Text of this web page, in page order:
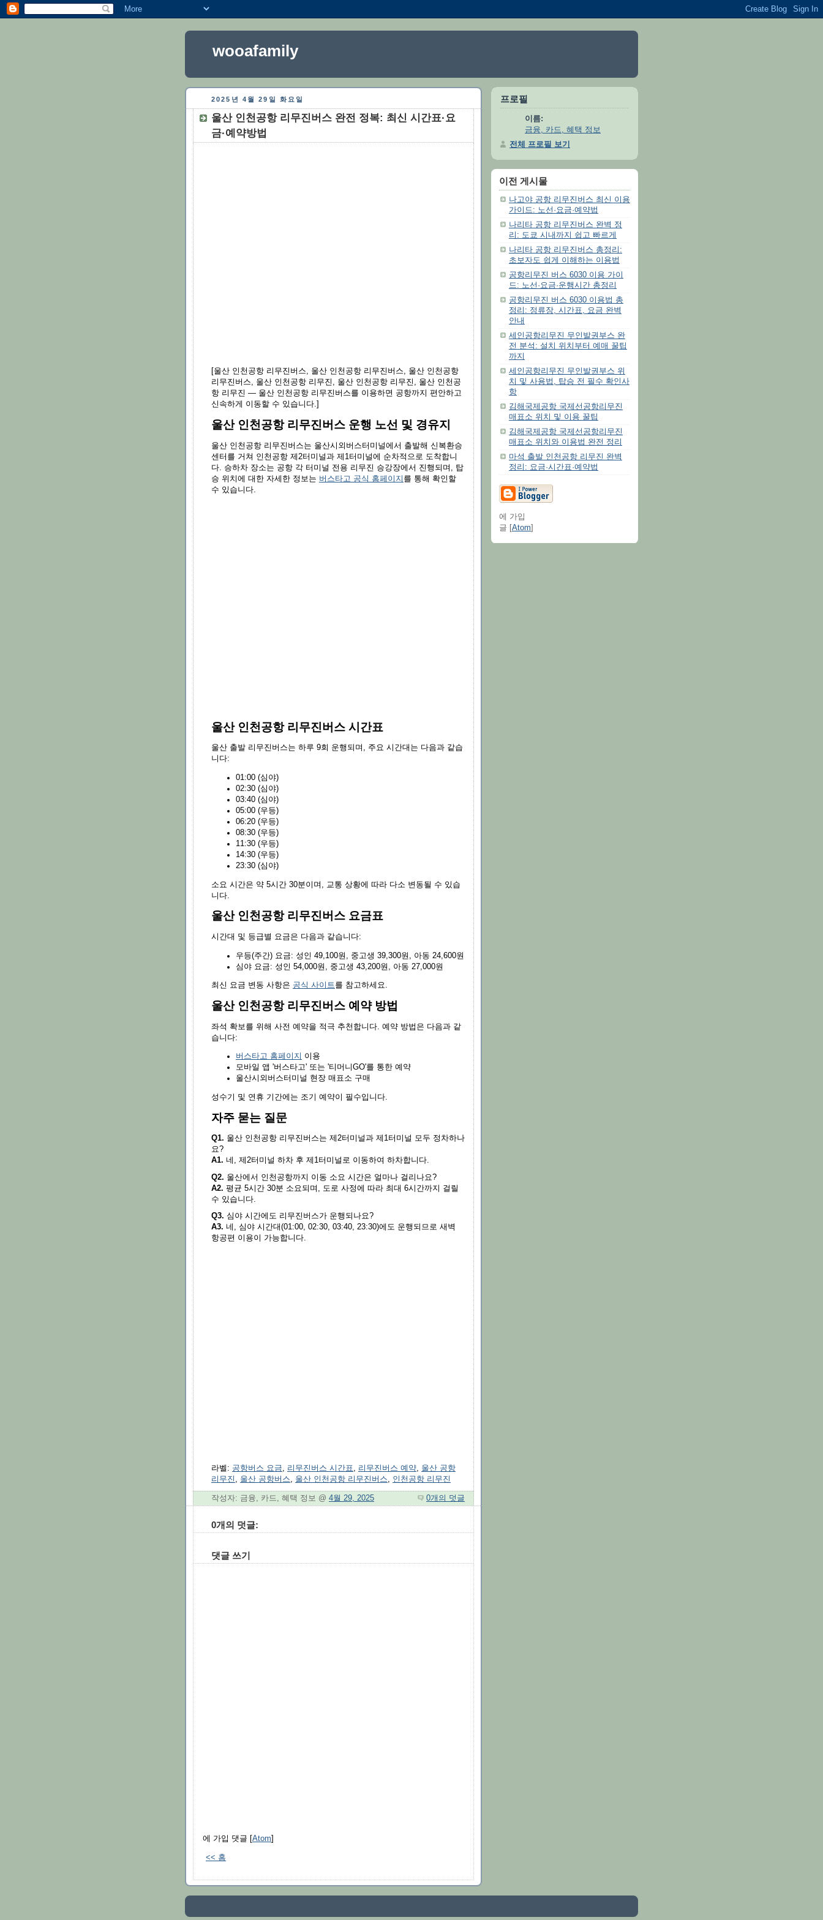
wooafamily
2025년 4월 29일 화요일
울산 인천공항 리무진버스 완전 정복: 최신 시간표·요
금·예약방법
[울산 인천공항 리무진버스, 울산 인천공항 리무진버스, 울산 인천공항
리무진버스, 울산 인천공항 리무진, 울산 인천공항 리무진, 울산 인천공
항 리무진 — 울산 인천공항 리무진버스를 이용하면 공항까지 편안하고
신속하게 이동할 수 있습니다.]
울산 인천공항 리무진버스 운행 노선 및 경유지
울산 인천공항 리무진버스는 울산시외버스터미널에서 출발해 신복환승
센터를 거쳐 인천공항 제2터미널과 제1터미널에 순차적으로 도착합니
다. 승하차 장소는 공항 각 터미널 전용 리무진 승강장에서 진행되며, 탑
승 위치에 대한 자세한 정보는 버스타고 공식 홈페이지 를 통해 확인할
수 있습니다.
울산 인천공항 리무진버스 시간표
울산 출발 리무진버스는 하루 9회 운행되며, 주요 시간대는 다음과 같습
니다:
01:00 (심야)
02:30 (심야)
03:40 (심야)
05:00 (우등)
06:20 (우등)
08:30 (우등)
11:30 (우등)
14:30 (우등)
23:30 (심야)
소요 시간은 약 5시간 30분이며, 교통 상황에 따라 다소 변동될 수 있습
니다.
울산 인천공항 리무진버스 요금표
시간대 및 등급별 요금은 다음과 같습니다:
우등(주간) 요금: 성인 49,100원, 중고생 39,300원, 아동 24,600원
심야 요금: 성인 54,000원, 중고생 43,200원, 아동 27,000원
최신 요금 변동 사항은 공식 사이트를 참고하세요.
울산 인천공항 리무진버스 예약 방법
좌석 확보를 위해 사전 예약을 적극 추천합니다. 예약 방법은 다음과 같
습니다:
버스타고 홈페이지
이용
모바일 앱 '버스타고' 또는 '티머니GO'를 통한 예약
울산시외버스터미널 현장 매표소 구매
성수기 및 연휴 기간에는 조기 예약이 필수입니다.
자주 묻는 질문
Q1. 울산 인천공항 리무진버스는 제2터미널과 제1터미널 모두 정차하나
요?
A1. 네, 제2터미널 하차 후 제1터미널로 이동하여 하차합니다.
Q2. 울산에서 인천공항까지 이동 소요 시간은 얼마나 걸리나요?
A2. 평균 5시간 30분 소요되며, 도로 사정에 따라 최대 6시간까지 걸릴
수 있습니다.
Q3. 심야 시간에도 리무진버스가 운행되나요?
A3. 네, 심야 시간대(01:00, 02:30, 03:40, 23:30)에도 운행되므로 새벽
항공편 이용이 가능합니다.
라벨: 공항버스 요금 리무진버스 시간표 리무진버스 예약
울산 공항
리무진
울산 공항버스 울산 인천공항 리무진버스 인천공항 리무진
작성자: 금융, 카드, 혜택 정보 @ 4월 29, 2025 0개의 덧글
0개의 덧글:
댓글 쓰기
에 가입 댓글 [ Atom
<< 홈
프로필
이름:
금융, 카드, 혜택 정보
전체 프로필 보기
이전 게시물
나고야 공항 리무진버스 최신 이용
가이드: 노선·요금·예약법
나리타 공항 리무진버스 완벽 정
리: 도쿄 시내까지 쉽고 빠르게
나리타 공항 리무진버스 총정리:
초보자도 쉽게 이해하는 이용법
공항리무진 버스 6030 이용 가이
드: 노선·요금·운행시간 총정리
공항리무진 버스 6030 이용법 총
정리: 정류장, 시간표, 요금 완벽
안내
세인공항리무진 무인발권부스 완
전 분석: 설치 위치부터 예매 꿀팁
까지
세인공항리무진 무인발권부스 위
치 및 사용법, 탑승 전 필수 확인사
항
김해국제공항 국제선공항리무진
매표소 위치 및 이용 꿀팁
김해국제공항 국제선공항리무진
매표소 위치와 이용법 완전 정리
마석 출발 인천공항 리무진 완벽
정리: 요금·시간표·예약법
에 가입
글 [ Atom